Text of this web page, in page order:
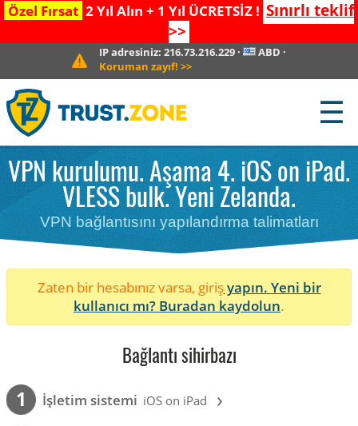
Özel Fırsat 2 Yıl Alın + 1 Yıl ÜCRETSİZ ! Sınırlı teklif
>>
IP adresiniz:216.73.216.229 · ABD ·
Koruman zayıf! >>
☰
VPN kurulumu. Aşama 4. iOS on iPad.
VLESS bulk. Yeni Zelanda.
VPN bağlantısını yapılandırma talimatları
Zaten bir hesabınız varsa, girişyapın. Yeni bir
kullanıcı mı? Buradan kaydolun.
Bağlantı sihirbazı
1 İşletim sistemi iOS on iPad ›